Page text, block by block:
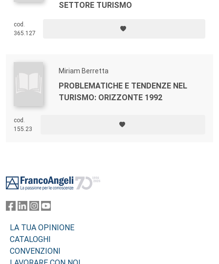
SETTORE TURISMO
cod.
365.127
Miriam Berretta
PROBLEMATICHE E TENDENZE NEL
TURISMO: ORIZZONTE 1992
cod.
155.23
LA TUA OPINIONE
CATALOGHI
CONVENZIONI